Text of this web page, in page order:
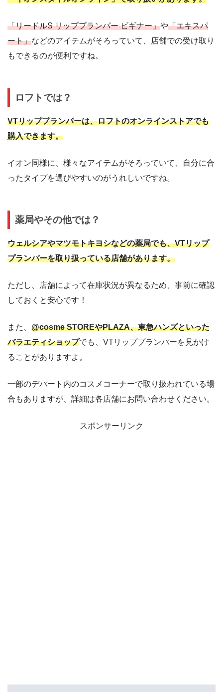
「リードルS リッププランパー ビギナー」や「エキスパ
ート」などのアイテムがそろっていて、店舗での受け取り
もできるのが便利ですね。
ロフトでは？
VTリッププランパーは、ロフトのオンラインストアでも
購入できます。
イオン同様に、様々なアイテムがそろっていて、自分に合
ったタイプを選びやすいのがうれしいですね。
薬局やその他では？
ウェルシアやマツモトキヨシなどの薬局でも、VTリップ
プランパーを取り扱っている店舗があります。
ただし、店舗によって在庫状況が異なるため、事前に確認
しておくと安心です！
また、 @cosme STOREやPLAZA、東急ハンズといった
バラエティショップでも、VTリッププランパーを見かけ
ることがありますよ。
一部のデパート内のコスメコーナーで取り扱われている場
合もありますが、詳細は各店舗にお問い合わせください。
スポンサーリンク